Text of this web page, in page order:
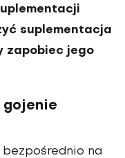
suplementacja
zapobiec jego
gojenie
bezpośrednio na